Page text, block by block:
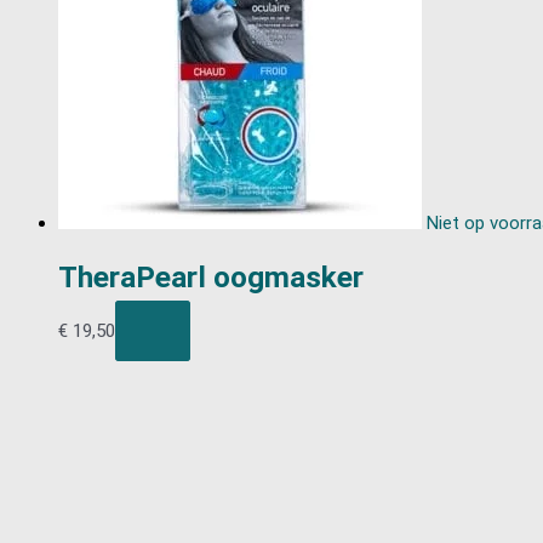
Niet op
TheraPearl oogmasker
€ 19,50